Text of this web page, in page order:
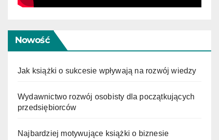
Nowość
Jak książki o sukcesie wpływają na rozwój wiedzy
Wydawnictwo rozwój osobisty dla początkujących
przedsiębiorców
Najbardziej motywujące książki o biznesie